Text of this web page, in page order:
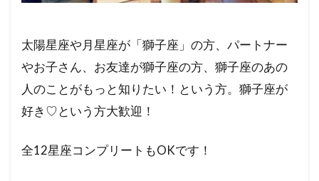
太陽星座や月星座が「獅子座」の方、パートナー
やお子さん、お友達が獅子座の方、獅子座のあの
人のことがもっと知りたい！という方。獅子座が
好き♡という方大歓迎！
全12星座コンプリートもOKです！